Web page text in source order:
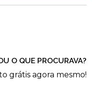
O QUE PROCURAVA?
grátis agora mesmo!